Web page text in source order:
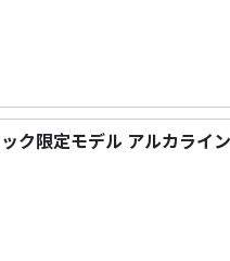
ク限定モデル アルカライ